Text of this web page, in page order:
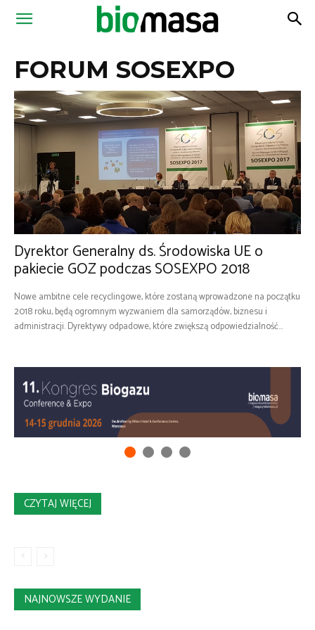
Magazyn
FORUM SOSEXPO
Dyrektor Generalny ds. Środowiska UE o
pakiecie GOZ podczas SOSEXPO 2018
Nowe ambitne cele recyclingowe, które zostaną wprowadzone na początku
2018 roku, będą ogromnym wyzwaniem dla samorządów, biznesu i
administracji. Dyrektywy odpadowe, które zwiększą odpowiedzialność...
CZYTAJ WIĘCEJ
NAJNOWSZE WYDANIE